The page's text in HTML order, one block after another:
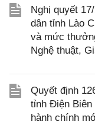
Nghị quyết
dân tỉnh Lào
và mức
Nghệ thuật,
Quyết định
tỉnh Điện Biên
hành chính